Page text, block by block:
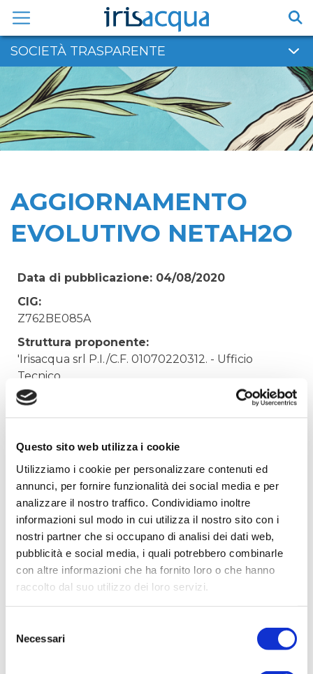
Questo sito web utilizza i cookie
Utilizziamo i cookie per personalizzare contenuti ed
annunci, per fornire funzionalità dei social media e per
analizzare il nostro traffico. Condividiamo inoltre
informazioni sul modo in cui utilizza il nostro sito con i
nostri partner che si occupano di analisi dei dati web,
pubblicità e social media, i quali potrebbero combinarle
con altre informazioni che ha fornito loro o che hanno
raccolto dal suo utilizzo dei loro servizi.
delNecessari
contenuto
SOCIETÀ TRASPARENTE
AGGIORNAMENTO
EVOLUTIVO NETAH2O
Data di pubblicazione: 04/08/2020
CIG:
Z762BE085A
Struttura proponente:
'Irisacqua srl P.I./C.F. 01070220312. - Ufficio
Tecnico
Oggetto:
AGGIORNAMENTO EVOLUTIVO NETAH2O
Elenco operatori invitati:
Codice Fiscale:
Procedura di scelta:
Affidamento ai sensi del Regolamento Generale
Aziendale per Lavori Servizi e Forniture
Aggiudicatario Nome:
ENGINEERING INGEGNERIA INFORMATICA SPA -
Importo Aggiudicazione:
Tempi di completamento: